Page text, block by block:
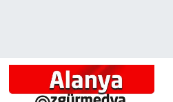
Alanyum
Alanya Hava Durumu